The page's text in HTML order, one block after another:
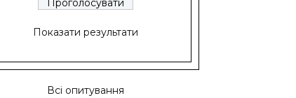
Показати результати
Всі опитування